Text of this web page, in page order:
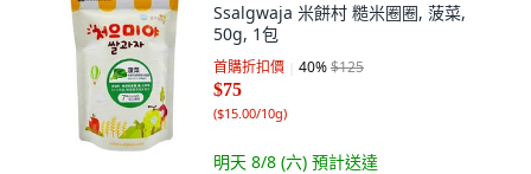
Ssalgwaja 米餅村 糙米圈圈, 菠菜,
50g, 1包
首購折扣價 40%$125
$75
($15.00/10g)
明天 8/8 (六) 預計送達